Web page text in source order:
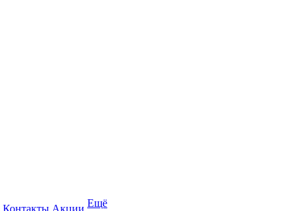
Контакты Акции Ещё